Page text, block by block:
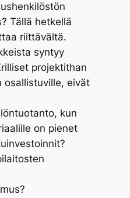
Tällä hetkellä
riittävältä.
syntyy
projektithan
osallistuville, eivät
kun
on pienet